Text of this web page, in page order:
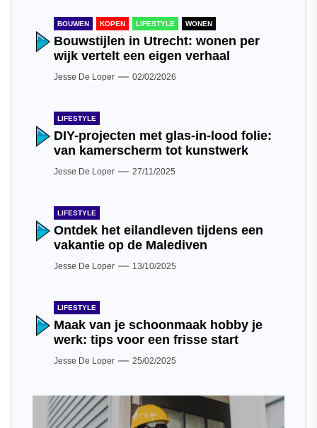
BOUWEN KOPEN LIFESTYLE WONEN
Bouwstijlen in Utrecht: wonen per
wijk vertelt een eigen verhaal
Jesse De Loper 02/02/2026
LIFESTYLE
DIY-projecten met glas-in-lood folie:
van kamerscherm tot kunstwerk
Jesse De Loper 27/11/2025
LIFESTYLE
Ontdek het eilandleven tijdens een
vakantie op de Malediven
Jesse De Loper 13/10/2025
LIFESTYLE
Maak van je schoonmaak hobby je
werk: tips voor een frisse start
Jesse De Loper 25/02/2025